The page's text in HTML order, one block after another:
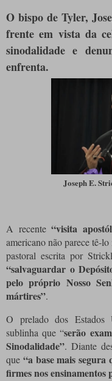
O bispo de Tyler,
frente em vista da
sinodalidade e
enfrenta.
Joseph E.
A recente“visita
americano não parece tê-
pastoral escrita por
“salvaguardar o
pelo próprio Nosso
mártires”.
O prelado dos Estados
sublinha que “serão
Sinodalidade”. Diante
que “a base mais
firmes nos ensinamentos